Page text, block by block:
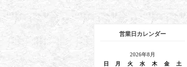
営業日カレンダー
2026年8月
日
月 火 水 木 金
土